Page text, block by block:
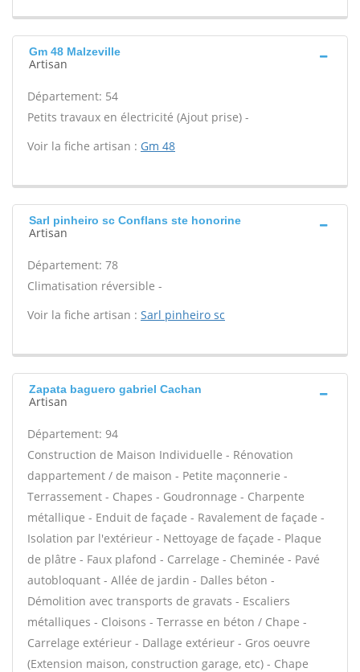
Gm 48 Malzeville
Artisan
Département: 54
Petits travaux en électricité (Ajout prise) -
Voir la fiche artisan : Gm 48
Sarl pinheiro sc Conflans ste honorine
Artisan
Département: 78
Climatisation réversible -
Voir la fiche artisan : Sarl pinheiro sc
Zapata baguero gabriel Cachan
Artisan
Département: 94
Construction de Maison Individuelle - Rénovation
dappartement / de maison - Petite maçonnerie -
Terrassement - Chapes - Goudronnage - Charpente
métallique - Enduit de façade - Ravalement de façade -
Isolation par l'extérieur - Nettoyage de façade - Plaque
de plâtre - Faux plafond - Carrelage - Cheminée - Pavé
autobloquant - Allée de jardin - Dalles béton -
Démolition avec transports de gravats - Escaliers
métalliques - Cloisons - Terrasse en béton / Chape -
Carrelage extérieur - Dallage extérieur - Gros oeuvre
(Extension maison, construction garage, etc) - Chape